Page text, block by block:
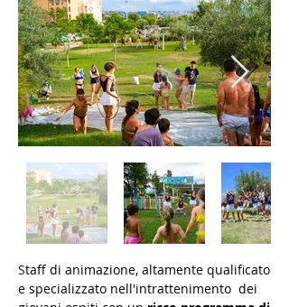
Staff di animazione, altamente qualificato
e specializzato nell'intrattenimento dei